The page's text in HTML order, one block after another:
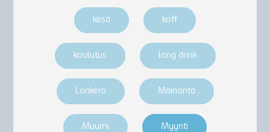
kesä koff
koulutus long drink
Lonkero Mainonta
Muumi Myynti